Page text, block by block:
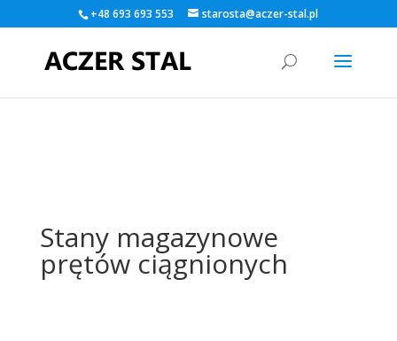
Warning: A non-numeric value encountered in
/home/klient.dhosting.pl/kamildlugos/aczer-
stal.pl/public_html/wp-content/themes/Divi/functions.php
+48 693 693 553 starosta@aczer-stal.pl
Stany magazynowe
prętów ciągnionych